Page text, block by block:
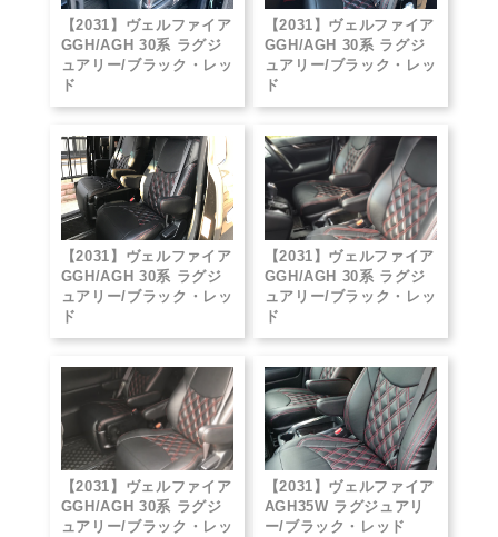
【2031】ヴェルファイア
GGH/AGH 30系 ラグジ
ュアリー/ブラック・レッ
ド
【2031】ヴェルファイア
GGH/AGH 30系 ラグジ
ュアリー/ブラック・レッ
ド
【2031】ヴェルファイア
GGH/AGH 30系 ラグジ
ュアリー/ブラック・レッ
ド
【2031】ヴェルファイア
GGH/AGH 30系 ラグジ
ュアリー/ブラック・レッ
ド
【2031】ヴェルファイア
GGH/AGH 30系 ラグジ
ュアリー/ブラック・レッ
【2031】ヴェルファイア
AGH35W ラグジュアリ
ー/ブラック・レッド